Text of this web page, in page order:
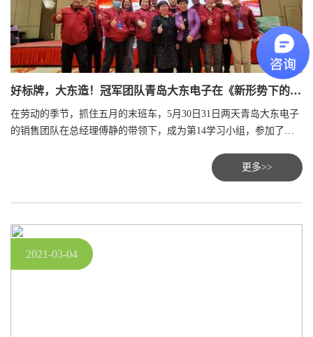
好标牌，大东造！冠军团队青岛大东电子在《新形势下的工业品市场营销创新策略与实务》学习心得分享
在劳动的季节，抓住五月的末班车，5月30日31日两天青岛大东电子
的销售团队在总经理傅静的带领下，成为第14学习小组，参加了企
更多>>
2021-03-04